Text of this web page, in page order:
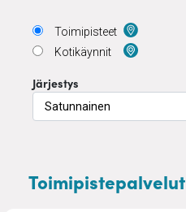
Toimipisteet
Kotikäynnit
Järjestys
Toimipistepalvelut